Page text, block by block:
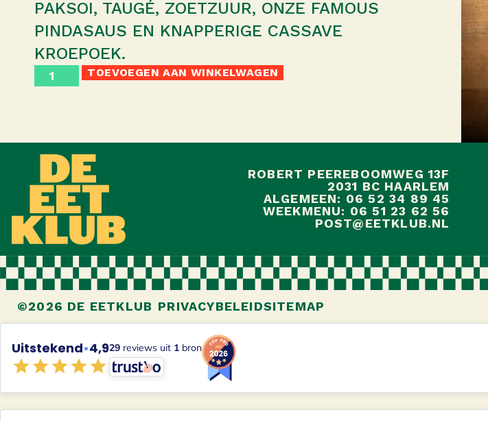
PAKSOI, TAUGÉ, ZOETZUUR, ONZE FAMOUS
PINDASAUS EN KNAPPERIGE CASSAVE
KROEPOEK.
TOEVOEGEN AAN WINKELWAGEN
ROBERT PEEREBOOMWEG 13F
2031 BC HAARLEM
ALGEMEEN: 06 52 34 89 45
WEEKMENU: 06 51 23 62 56
POST@EETKLUB.NL
©2026 DE EETKLUB PRIVACYBELEIDSITEMAP
Uitstekend•4,929 reviews uit 1 bron